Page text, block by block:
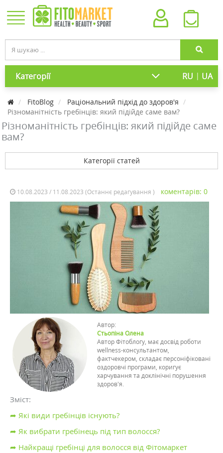
Категорії RU | UA
FitoBlog
Раціональний підхід до здоров'я
Різноманітність гребінців: який підійде саме вам?
Різноманітність гребінців: який підійде саме
вам?
Категорії статей
10.08.2023 / 11.08.2023 (Останнє редагування ) коментарів: 0
Автор:
Стьопіна Олена
Автор Фітоблогу, має досвід роботи
wellness-консультантом,
фактчекером, складає персоніфіковані
оздоровчі програми, коригує
харчування та доклінічні порушення
здоров'я.
Зміст:
➦ Які види гребінців існують?
➦ Як вибрати гребінець під тип волосся?
➦ Найкращі гребінці для волосся від Фітомаркет